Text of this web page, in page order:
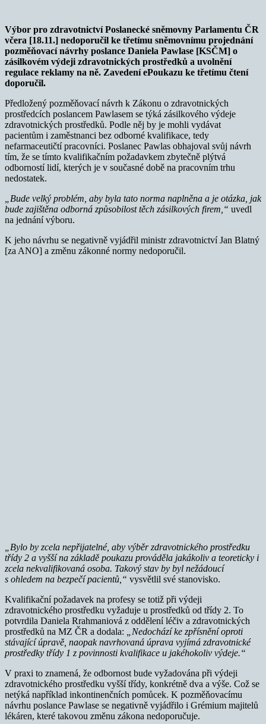
Výbor pro zdravotnictví Poslanecké sněmovny Parlamentu ČR
včera [18.11.] nedoporučil ke třetímu sněmovnímu projednání
pozměňovací návrhy poslance Daniela Pawlase [KSČM] o
zásilkovém výdeji zdravotnických prostředků a uvolnění
regulace reklamy na ně. Zavedení ePoukazu ke třetímu čtení
doporučil.
Předložený pozměňovací návrh k Zákonu o zdravotnických
prostředcích poslancem Pawlasem se týká zásilkového výdeje
zdravotnických prostředků. Podle něj by je mohli vydávat
pacientům i zaměstnanci bez odborné kvalifikace, tedy
nefarmaceutičtí pracovníci. Poslanec Pawlas obhajoval svůj návrh
tím, že se tímto kvalifikačním požadavkem zbytečně plýtvá
odborností lidí, kterých je v současné době na pracovním trhu
nedostatek.
„Bude velký problém, aby byla tato norma naplněna a je otázka, jak
bude zajištěna odborná způsobilost těch zásilkových firem,“ uvedl
na jednání výboru.
K jeho návrhu se negativně vyjádřil ministr zdravotnictví Jan Blatný
[za ANO] a změnu zákonné normy nedoporučil.
„Bylo by zcela nepřijatelné, aby výběr zdravotnického prostředku
třídy 2 a vyšší na základě poukazu prováděla jakákoliv a teoreticky i
zcela nekvalifikovaná osoba. Takový stav by byl nežádoucí
s ohledem na bezpečí pacientů,“ vysvětlil své stanovisko.
Kvalifikační požadavek na profesy se totiž při výdeji
zdravotnického prostředku vyžaduje u prostředků od třídy 2. To
potvrdila Daniela Rrahmaniová z oddělení léčiv a zdravotnických
prostředků na MZ ČR a dodala:
„Nedochází ke zpřísnění oproti
stávající úpravě, naopak navrhovaná úprava vyjímá zdravotnické
prostředky třídy 1 z povinnosti kvalifikace u jakéhokoliv výdeje.“
V praxi to znamená, že odbornost bude vyžadována při výdeji
zdravotnického prostředku vyšší třídy, konkrétně dva a výše. Což se
netýká například inkontinenčních pomůcek. K pozměňovacímu
návrhu poslance Pawlase se negativně vyjádřilo i Grémium majitelů
lékáren, které takovou změnu zákona nedoporučuje.